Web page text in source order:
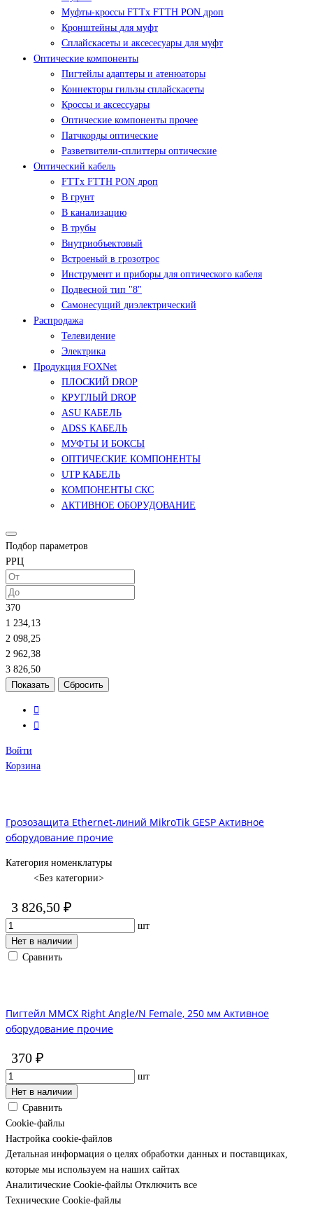
Муфты-кроссы FTTx FTTH PON дроп
Кронштейны для муфт
Сплайскасеты и аксесесуары для муфт
Оптические компоненты
Пигтейлы адаптеры и атенюаторы
Коннекторы гильзы сплайскасеты
Кроссы и аксессуары
Оптические компоненты прочее
Патчкорды оптические
Разветвители-сплиттеры оптические
Оптический кабель
FTTx FTTH PON дроп
В грунт
В канализацию
В трубы
Внутриобъектовый
Встроеный в грозотрос
Инструмент и приборы для оптического кабеля
Подвесной тип "8"
Самонесущий диэлектрический
Распродажа
Телевидение
Электрика
Продукция FOXNet
ПЛОСКИЙ DROP
КРУГЛЫЙ DROP
ASU КАБЕЛЬ
ADSS КАБЕЛЬ
МУФТЫ И БОКСЫ
ОПТИЧЕСКИЕ КОМПОНЕНТЫ
UTP КАБЕЛЬ
КОМПОНЕНТЫ СКС
АКТИВНОЕ ОБОРУДОВАНИЕ
Подбор параметров
РРЦ
370
1 234,13
2 098,25
2 962,38
3 826,50
Войти
Корзина
Грозозащита Ethernet-линий MikroTik GESP Активное
оборудование прочие
Категория номенклатуры
<Без категории>
3 826,50 ₽
шт
Нет в наличии
Сравнить
Пигтейл MMCX Right Angle/N Female, 250 мм Активное
оборудование прочие
370 ₽
шт
Нет в наличии
Сравнить
Cookie-файлы
Настройка cookie-файлов
Детальная информация о целях обработки данных и поставщиках,
которые мы используем на наших сайтах
Аналитические Cookie-файлы Отключить все
Технические Cookie-файлы